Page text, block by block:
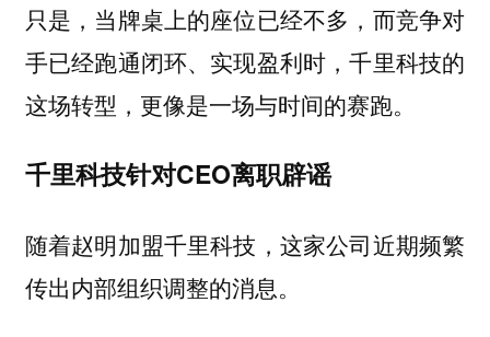
只是，当牌桌上的座位已经不多，而竞争对
手已经跑通闭环、实现盈利时，千里科技的
这场转型，更像是一场与时间的赛跑。
千里科技针对CEO离职辟谣
随着赵明加盟千里科技，这家公司近期频繁
传出内部组织调整的消息。